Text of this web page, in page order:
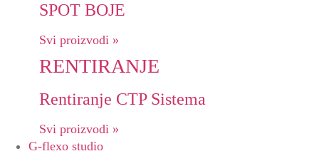
SPOT BOJE
Svi proizvodi »
RENTIRANJE
Rentiranje CTP Sistema
Svi proizvodi »
G-flexo studio